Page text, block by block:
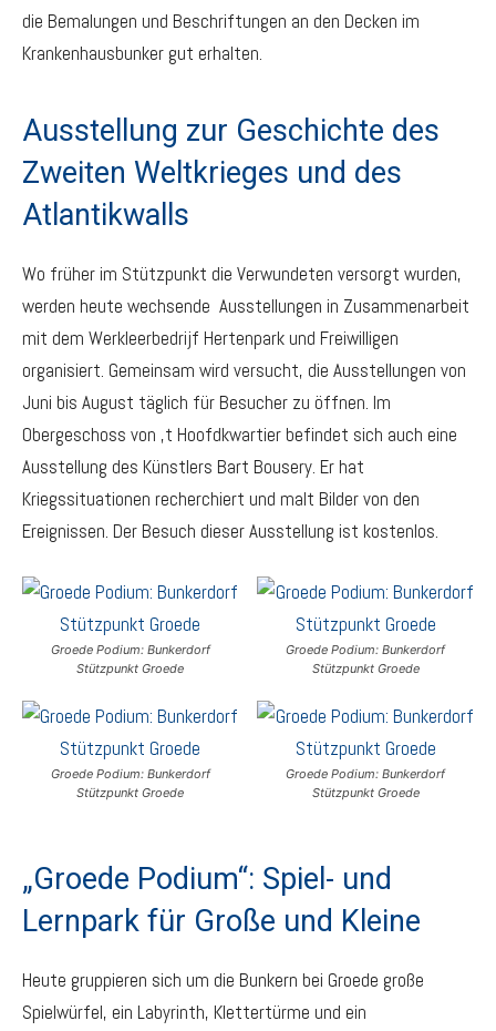
die Bemalungen und Beschriftungen an den Decken im
Krankenhausbunker gut erhalten.
Ausstellung zur Geschichte des
Zweiten Weltkrieges und des
Atlantikwalls
Wo früher im Stützpunkt die Verwundeten versorgt wurden,
werden heute wechsende Ausstellungen in Zusammenarbeit
mit dem Werkleerbedrijf Hertenpark und Freiwilligen
organisiert. Gemeinsam wird versucht, die Ausstellungen von
Juni bis August täglich für Besucher zu öffnen. Im
Obergeschoss von ‚t Hoofdkwartier befindet sich auch eine
Ausstellung des Künstlers Bart Bousery. Er hat
Kriegssituationen recherchiert und malt Bilder von den
Ereignissen. Der Besuch dieser Ausstellung ist kostenlos.
Groede Podium: Bunkerdorf
Stützpunkt Groede
Groede Podium: Bunkerdorf
Stützpunkt Groede
Groede Podium: Bunkerdorf
Stützpunkt Groede
Groede Podium: Bunkerdorf
Stützpunkt Groede
„Groede Podium“: Spiel- und
Lernpark für Große und Kleine
Heute gruppieren sich um die Bunkern bei Groede große
Spielwürfel, ein Labyrinth, Klettertürme und ein